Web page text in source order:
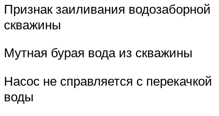
Признак заиливания водозаборной
скважины
Мутная бурая вода из скважины
Насос не справляется с перекачкой
воды